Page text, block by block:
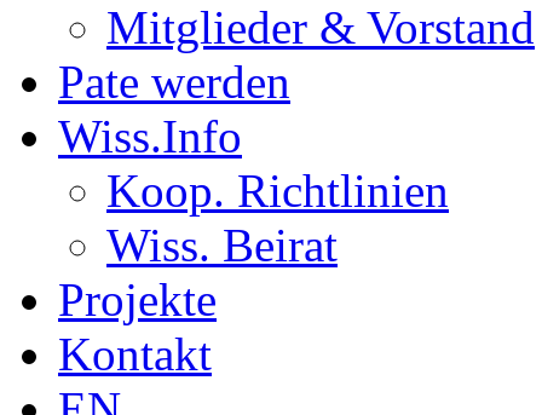
Mitglieder & Vorstand
Pate werden
Wiss.Info
Koop. Richtlinien
Wiss. Beirat
Projekte
Kontakt